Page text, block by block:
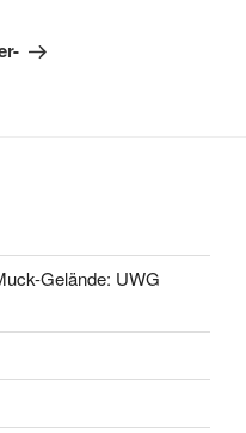
Gelände: UWG